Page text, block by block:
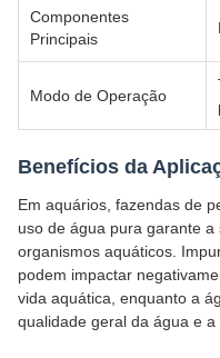
Componentes
Principais
Modo de Operação
Benefícios da
Em aquários, fazendas de
uso de água pura garante
organismos aquáticos.
podem impactar
vida aquática, enquanto a
qualidade geral da água e a